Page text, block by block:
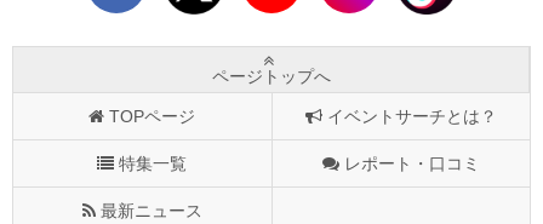
ページトップへ
TOPページ イベントサーチとは？
特集一覧 レポート・口コミ
最新ニュース